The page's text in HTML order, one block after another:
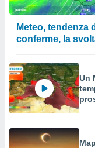
Meteo, tendenza
conferme, la
Un